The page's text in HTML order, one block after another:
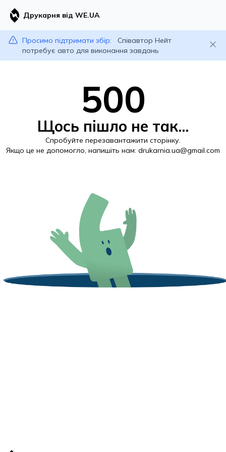
Друкарня від WE.UA
Просимо підтримати збір:
Співавтор Нейт
потребує авто для виконання завдань
500
Щось пішло не так...
Спробуйте перезавантажити сторінку.
Якщо це не допомогло, напишіть нам: drukarnia.ua@gmail.com